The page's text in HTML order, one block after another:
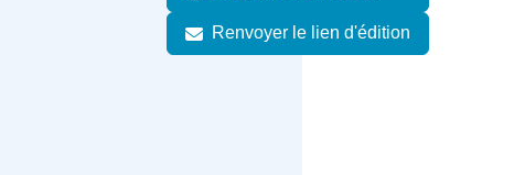
Renvoyer le lien d'édition